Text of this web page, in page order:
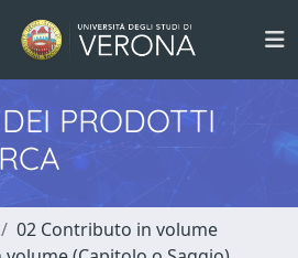
PRODOTTI
02 Contributo in volume